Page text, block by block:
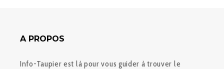
A PROPOS
Info-Taupier est là pour vous guider à trouver le